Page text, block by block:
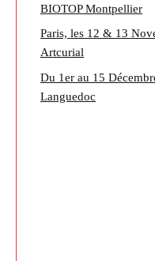
BIOTOP Montpellier
Paris, les 12 & 13
Artcurial
Du 1er au 15
Languedoc